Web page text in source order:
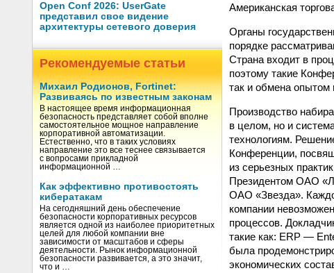
Open Conf 2026: UserGate
представил свое видение
архитектуры сетевого доверия
Рекомендуемые статьи
Михаил Родионов, Fortinet:
Развиваясь по известным законам
В настоящее время информационная
безопасность представляет собой вполне
самостоятельное мощное направление
корпоративной автоматизации.
Естественно, что в таких условиях
направление это все теснее связывается
с вопросами прикладной
информационной …
Как эффективно противостоять
кибератакам
На сегодняшний день обеспечение
безопасности корпоративных ресурсов
является одной из наиболее приоритетных
целей для любой компании вне
зависимости от масштабов и сферы
деятельности. Рынок информационной
безопасности развивается, а это значит,
что и …
Американская
Органы
порядке
Страна входит в
поэтому такие
так и обмена опытом
Производство
в целом, но и
технологиям.
Конференции,
из серьезных
Президентом ОАО
ОАО «Звезда».
компании
процессов.
такие как: ERP —
была
экономических